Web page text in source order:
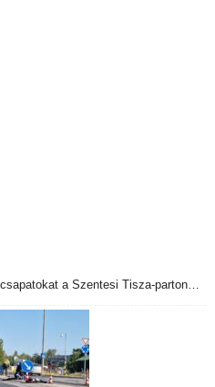
a Szentesi Tisza-parton…